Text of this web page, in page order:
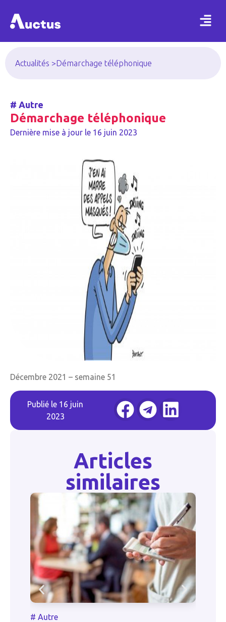
Actualités >Démarchage téléphonique
# Autre
Démarchage téléphonique
Dernière mise à jour le 16 juin 2023
Décembre 2021 – semaine 51
Publié le 16 juin
2023
Articles
similaires
# Autre